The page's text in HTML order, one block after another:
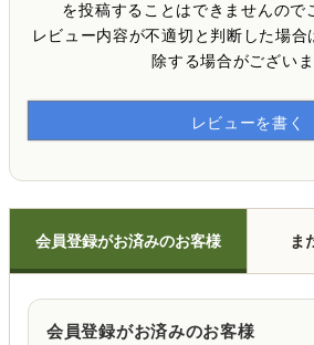
を投稿することはできませんので
レビュー内容が不適切と判断した場合
除する場合がございま
レビューを書く
会員登録がお済みのお客様 ま
会員登録がお済みのお客様